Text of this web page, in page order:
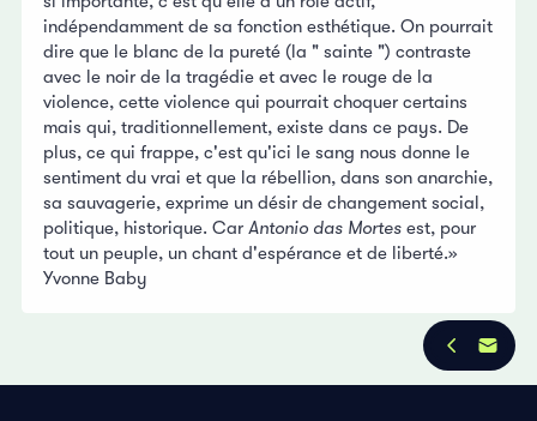
indépendamment de sa fonction esthétique. On pourrait
dire que le blanc de la pureté (la " sainte ") contraste
avec le noir de la tragédie et avec le rouge de la
violence, cette violence qui pourrait choquer certains
mais qui, traditionnellement, existe dans ce pays. De
plus, ce qui frappe, c'est qu'ici le sang nous donne le
sentiment du vrai et que la rébellion, dans son anarchie,
sa sauvagerie, exprime un désir de changement social,
politique, historique. Car Antonio das Mortes est, pour
tout un peuple, un chant d'espérance et de liberté.»
Yvonne Baby